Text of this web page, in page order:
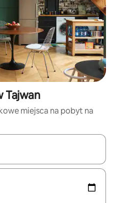
Tajwan
miejsca na pobyt na
poruszać się po nich za